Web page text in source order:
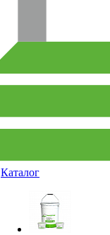
Каталог